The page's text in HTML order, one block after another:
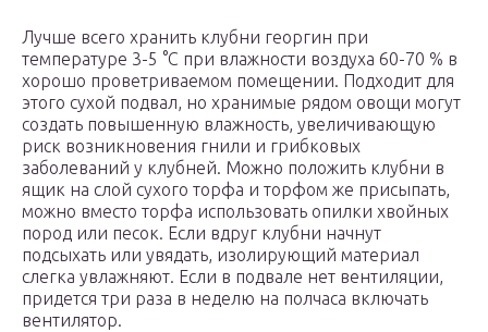
Лучше всего хранить клубни георгин при
температуре 3-5 °C при влажности воздуха 60-70 % в
хорошо проветриваемом помещении. Подходит для
этого сухой подвал, но хранимые рядом овощи могут
создать повышенную влажность, увеличивающую
риск возникновения гнили и грибковых
заболеваний у клубней. Можно положить клубни в
ящик на слой сухого торфа и торфом же присыпать,
можно вместо торфа использовать опилки хвойных
пород или песок. Если вдруг клубни начнут
подсыхать или увядать, изолирующий материал
слегка увлажняют. Если в подвале нет вентиляции,
придется три раза в неделю на полчаса включать
вентилятор.